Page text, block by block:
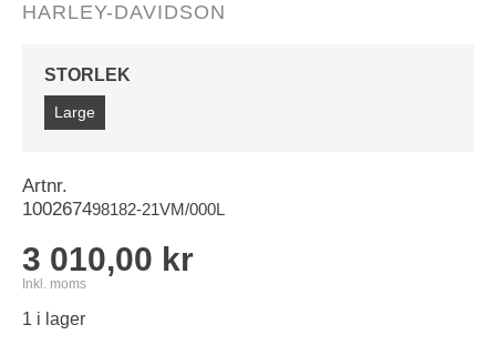
HARLEY-DAVIDSON
STORLEK
Large
Artnr.
100267498182-21VM/000L
3 010,00 kr
Inkl. moms
1 i lager